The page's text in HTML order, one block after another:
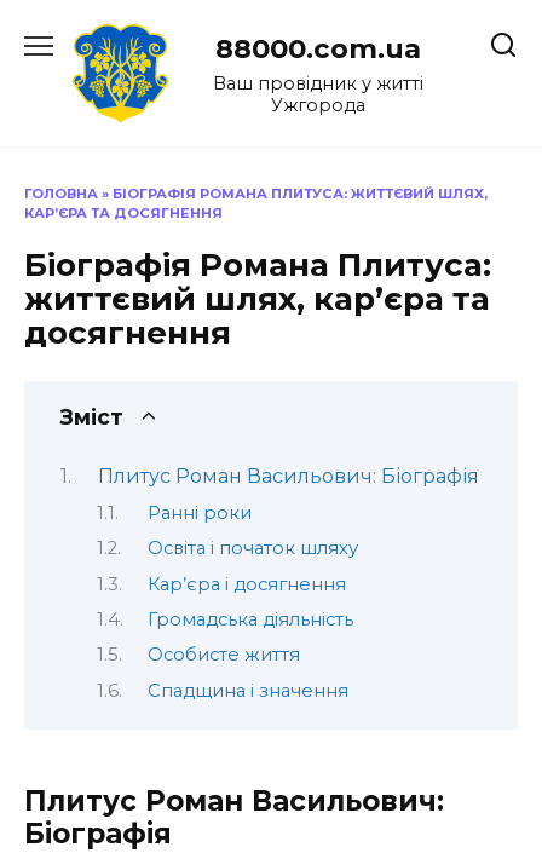
до
88000.com.ua
Ваш провідник у житті
Ужгорода
ГОЛОВНА » БІОГРАФІЯ РОМАНА ПЛИТУСА: ЖИТТЄВИЙ ШЛЯХ,
КАР’ЄРА ТА ДОСЯГНЕННЯ
Біографія Романа Плитуса:
життєвий шлях, кар’єра та
досягнення
Зміст
Плитус Роман Васильович: Біографія
Ранні роки
Освіта і початок шляху
Кар’єра і досягнення
Громадська діяльність
Особисте життя
Спадщина і значення
Плитус Роман Васильович:
Біографія